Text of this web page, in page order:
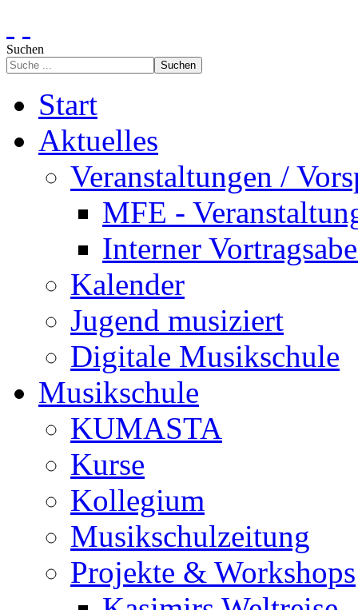
Suchen
Suchen
Start
Aktuelles
Veranstaltungen /
MFE -
Interner
Kalender
Jugend musiziert
Digitale Musikschule
Musikschule
KUMASTA
Kurse
Kollegium
Musikschulzeitung
Projekte & Workshops